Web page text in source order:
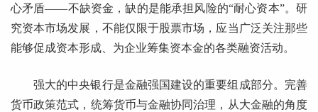
心矛盾——不缺资金，缺的是能承担风险的“耐心资本”。研
究资本市场发展，不能仅限于股票市场，应当广泛关注那些
能够促成资本形成、为企业筹集资本金的各类融资活动。
强大的中央银行是金融强国建设的重要组成部分。完善
货币政策范式，统筹货币与金融协同治理，从大金融的角度